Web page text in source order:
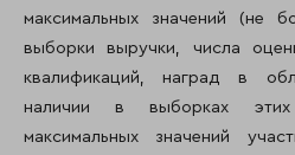
максимальных значений (не
выборки выручки, числа
квалификаций, наград в
наличии в выборках этих
максимальных значений